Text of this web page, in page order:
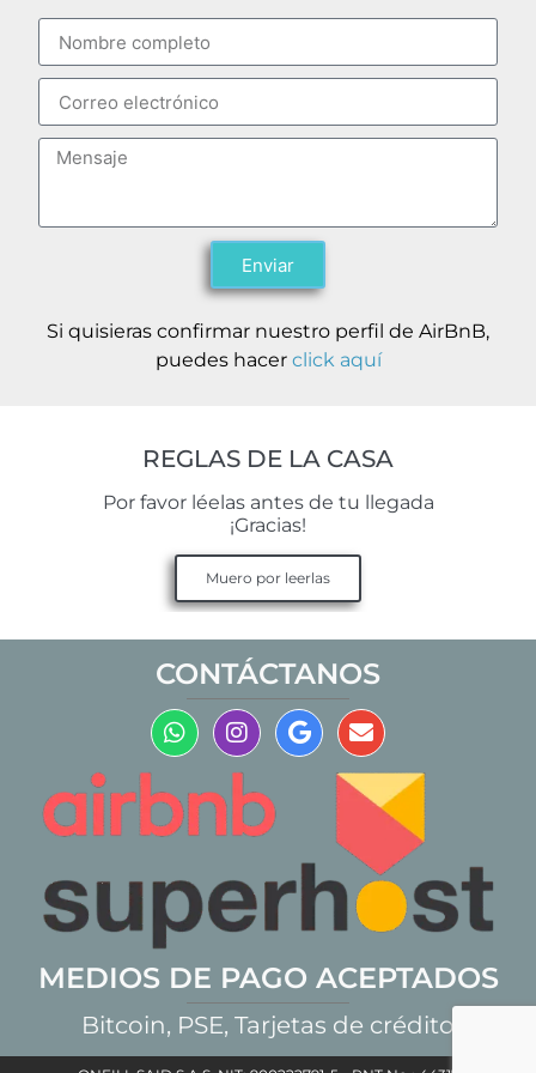
Enviar
Si quisieras confirmar nuestro perfil de AirBnB,
puedes hacer click aquí
REGLAS DE LA CASA
Por favor léelas antes de tu llegada
¡Gracias!
Muero por leerlas
CONTÁCTANOS
MEDIOS DE PAGO ACEPTADOS
Bitcoin, PSE, Tarjetas de crédito